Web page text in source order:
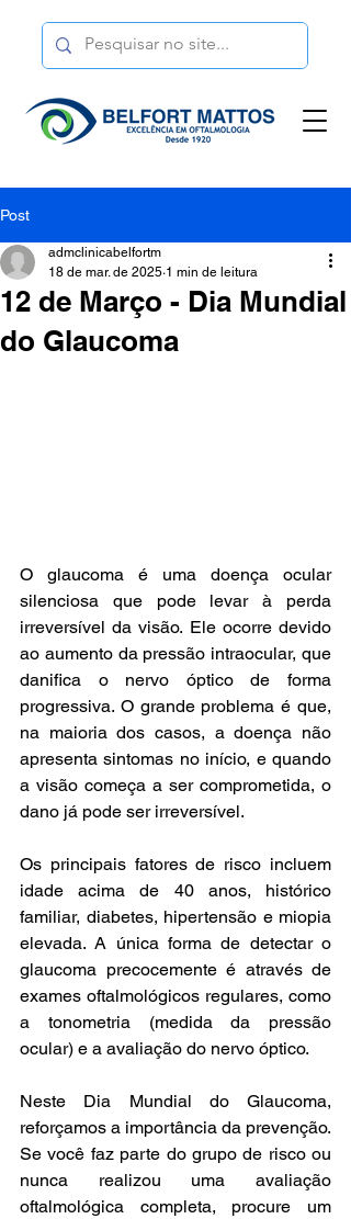
Post
12 de Março - Dia Mundial
do Glaucoma
admclinicabelfortm
18 de mar. de 2025 1 min de leitura
O glaucoma é uma doença ocular
silenciosa que pode levar à perda
irreversível da visão. Ele ocorre devido
ao aumento da pressão intraocular, que
danifica o nervo óptico de forma
progressiva. O grande problema é que,
na maioria dos casos, a doença não
apresenta sintomas no início, e quando
a visão começa a ser comprometida, o
dano já pode ser irreversível.
Os principais fatores de risco incluem
idade acima de 40 anos, histórico
familiar, diabetes, hipertensão e miopia
elevada. A única forma de detectar o
glaucoma precocemente é através de
exames oftalmológicos regulares, como
a tonometria (medida da pressão
ocular) e a avaliação do nervo óptico.
Neste Dia Mundial do Glaucoma,
reforçamos a importância da prevenção.
Se você faz parte do grupo de risco ou
nunca realizou uma avaliação
oftalmológica completa, procure um